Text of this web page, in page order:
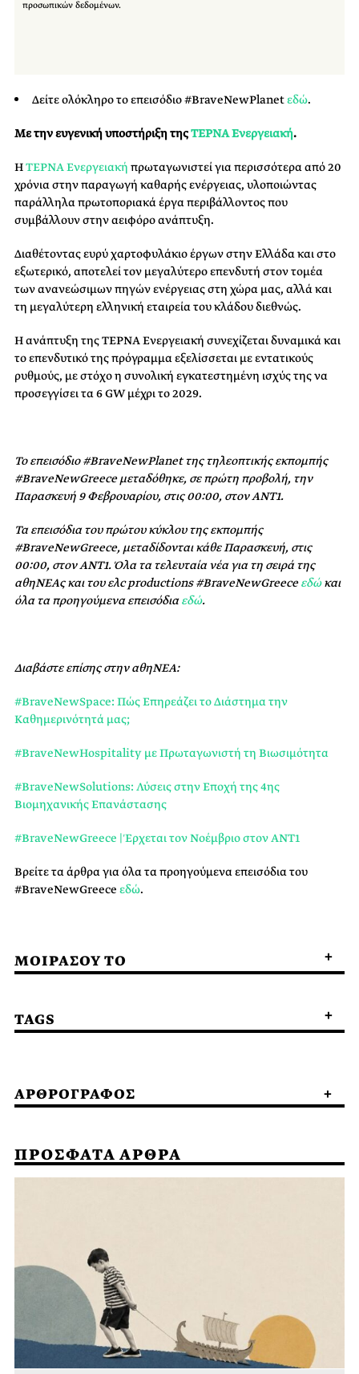
προσωπικών δεδομένων.
Δείτε ολόκληρο το επεισόδιο #BraveNewPlanetεδώ.
Με την ευγενική υποστήριξη τηςΤΕΡΝΑ Ενεργειακή.
ΗΤΕΡΝΑ Ενεργειακή πρωταγωνιστεί για περισσότερα από 20
χρόνια στην παραγωγή καθαρής ενέργειας, υλοποιώντας
παράλληλα πρωτοποριακά έργα περιβάλλοντος που
συμβάλλουν στην αειφόρο ανάπτυξη.
Διαθέτοντας ευρύ χαρτοφυλάκιο έργων στην Ελλάδα και στο
εξωτερικό, αποτελεί τον μεγαλύτερο επενδυτή στον τομέα
των ανανεώσιμων πηγών ενέργειας στη χώρα μας, αλλά και
τη μεγαλύτερη ελληνική εταιρεία του κλάδου διεθνώς.
Η ανάπτυξη της ΤΕΡΝΑ Ενεργειακή συνεχίζεται δυναμικά και
το επενδυτικό της πρόγραμμα εξελίσσεται με εντατικούς
ρυθμούς, με στόχο η συνολική εγκατεστημένη ισχύς της να
προσεγγίσει τα 6 GW μέχρι το 2029.
Το επεισόδιο #BraveNewPlanet της τηλεοπτικής εκπομπής
#BraveNewGreece μεταδόθηκε, σε πρώτη προβολή, την
Παρασκευή 9 Φεβρουαρίου, στις 00:00, στον ΑΝΤ1.
Τα επεισόδια του πρώτου κύκλου της εκπομπής
#BraveNewGreece, μεταδίδονται κάθε Παρασκευή, στις
00:00, στον ΑΝΤ1. Όλα τα τελευταία νέα για τη σειρά της
αθηΝΕΑς και του ελc productions #BraveNewGreeceεδώκαι
όλα τα προηγούμενα επεισόδιαεδώ.
Διαβάστε επίσης στην αθηΝΕΑ:
#BraveNewSpace: Πώς Επηρεάζει το Διάστημα την
Καθημερινότητά μας;
#BraveNewHospitality με Πρωταγωνιστή τη Βιωσιμότητα
#BraveNewSolutions: Λύσεις στην Εποχή της 4ης
Βιομηχανικής Επανάστασης
#BraveNewGreece | Έρχεται τον Νοέμβριο στον ΑΝΤ1
Βρείτε τα άρθρα για όλα τα προηγούμενα επεισόδια του
#BraveNewGreece εδώ.
ΜΟΙΡΑΣΟΥ ΤΟ
TAGS
ΑΡΘΡΟΓΡΑΦΟΣ
ΠΡΟΣΦΑΤΑ ΑΡΘΡΑ